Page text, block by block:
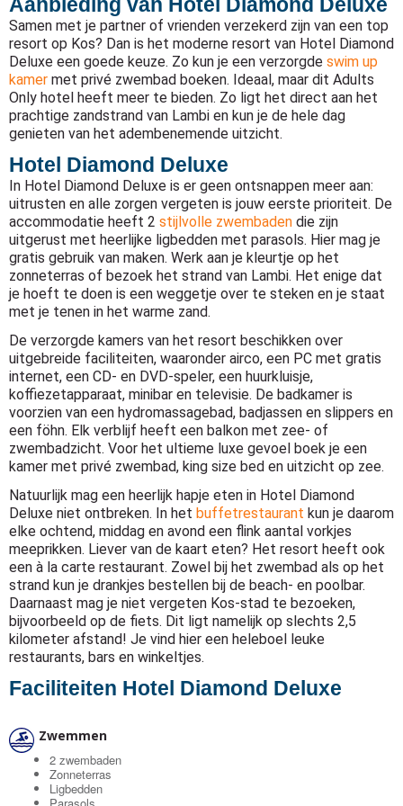
Samen met je partner of vrienden verzekerd zijn van een top
resort op Kos? Dan is het moderne resort van Hotel Diamond
Deluxe een goede keuze. Zo kun je een verzorgde swim up
kamer met privé zwembad boeken. Ideaal, maar dit Adults
Only hotel heeft meer te bieden. Zo ligt het direct aan het
prachtige zandstrand van Lambi en kun je de hele dag
genieten van het adembenemende uitzicht.
Hotel Diamond Deluxe
In Hotel Diamond Deluxe is er geen ontsnappen meer aan:
uitrusten en alle zorgen vergeten is jouw eerste prioriteit. De
accommodatie heeft 2 stijlvolle zwembaden die zijn
uitgerust met heerlijke ligbedden met parasols. Hier mag je
gratis gebruik van maken. Werk aan je kleurtje op het
zonneterras of bezoek het strand van Lambi. Het enige dat
je hoeft te doen is een weggetje over te steken en je staat
met je tenen in het warme zand.
De verzorgde kamers van het resort beschikken over
uitgebreide faciliteiten, waaronder airco, een PC met gratis
internet, een CD- en DVD-speler, een huurkluisje,
koffiezetapparaat, minibar en televisie. De badkamer is
voorzien van een hydromassagebad, badjassen en slippers en
een föhn. Elk verblijf heeft een balkon met zee- of
zwembadzicht. Voor het ultieme luxe gevoel boek je een
kamer met privé zwembad, king size bed en uitzicht op zee.
Natuurlijk mag een heerlijk hapje eten in Hotel Diamond
Deluxe niet ontbreken. In het buffetrestaurant kun je daarom
elke ochtend, middag en avond een flink aantal vorkjes
meeprikken. Liever van de kaart eten? Het resort heeft ook
een à la carte restaurant. Zowel bij het zwembad als op het
strand kun je drankjes bestellen bij de beach- en poolbar.
Daarnaast mag je niet vergeten Kos-stad te bezoeken,
bijvoorbeeld op de fiets. Dit ligt namelijk op slechts 2,5
kilometer afstand! Je vind hier een heleboel leuke
restaurants, bars en winkeltjes.
Faciliteiten Hotel Diamond Deluxe
Zwemmen
2 zwembaden
Zonneterras
Ligbedden